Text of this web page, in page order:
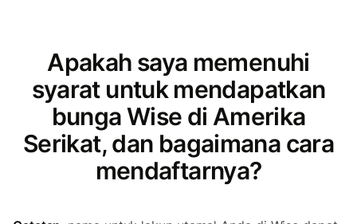
Apakah saya memenuhi
syarat untuk mendapatkan
bunga Wise di Amerika
Serikat, dan bagaimana cara
mendaftarnya?